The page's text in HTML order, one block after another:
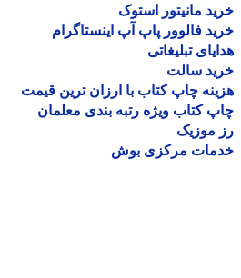
مانیتور استوک
فالوور پاپ آپ اینستاگرام
تبلیغاتی
سالت
چاپ کتاب با ارزان ترین قیمت
کتاب ویژه رتبه بندی معلمان
موزیک
مرکزی بوش